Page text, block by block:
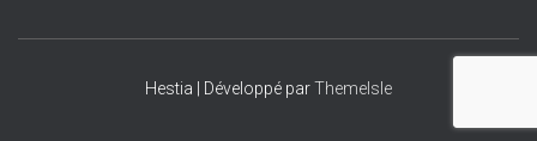
Hestia | Développé parThemeIsle